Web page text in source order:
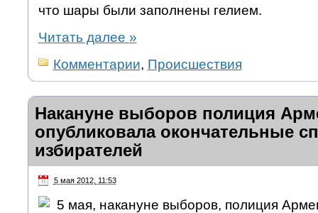
что шары были заполнены гелием.
Читать далее »
Комментарии, Происшествия
Накануне выборов полиция
опубликовала окончательные
избирателей
5 мая 2012, 11:53
5 мая, накануне выборов, полиция